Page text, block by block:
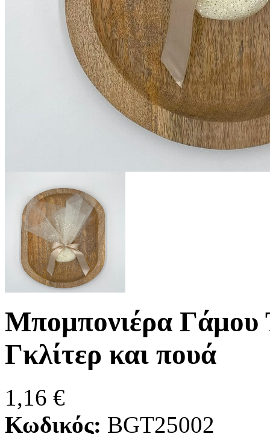
Μπομπονιέρα Γάμου
Γκλίτερ και πουά
1,16 €
Κωδικός: BGT25002